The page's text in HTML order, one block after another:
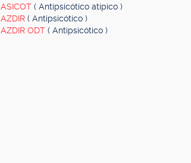
ASICOT ( Antipsicótico atípico )
AZDIR ( Antipsicótico )
AZDIR ODT ( Antipsicótico )